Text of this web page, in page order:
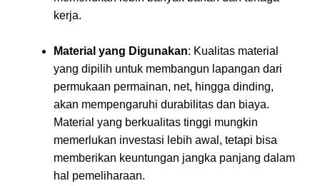
kerja.
Material yang Digunakan: Kualitas material
yang dipilih untuk membangun lapangan dari
permukaan permainan, net, hingga dinding,
akan mempengaruhi durabilitas dan biaya.
Material yang berkualitas tinggi mungkin
memerlukan investasi lebih awal, tetapi bisa
memberikan keuntungan jangka panjang dalam
hal pemeliharaan.